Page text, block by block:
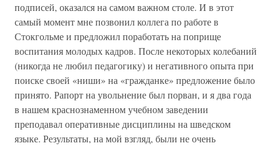
подписей, оказался на самом важном столе. И в этот
самый момент мне позвонил коллега по работе в
Стокгольме и предложил поработать на поприще
воспитания молодых кадров. После некоторых колебаний
(никогда не любил педагогику) и негативного опыта при
поиске своей «ниши» на «гражданке» предложение было
принято. Рапорт на увольнение был порван, и я два года
в нашем краснознаменном учебном заведении
преподавал оперативные дисциплины на шведском
языке. Результаты, на мой взгляд, были не очень